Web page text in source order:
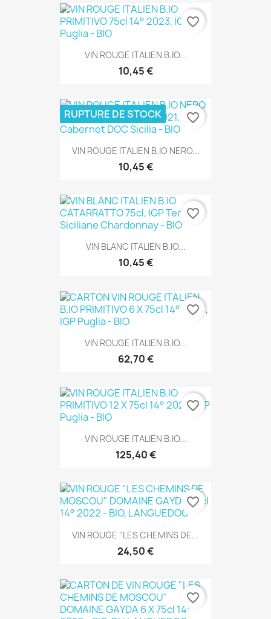
VIN ROUGE ITALIEN B.IO...
10,45 €
favorite_border
VIN ROUGE ITALIEN B.IO NERO...
10,45 €
RUPTURE DE STOCK favorite_border
VIN BLANC ITALIEN B.IO...
10,45 €
favorite_border
VIN ROUGE ITALIEN B.IO...
62,70 €
favorite_border
VIN ROUGE ITALIEN B.IO...
125,40 €
favorite_border
VIN ROUGE "LES CHEMINS DE...
24,50 €
favorite_border
favorite_border